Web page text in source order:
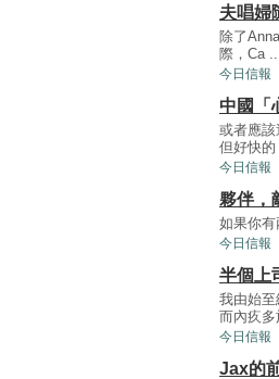
夫唱婦
除了
際，Ca
今日信報
中國「
或者應該
但好快
今日信報
夥伴，
如果你
今日信報
半個上
我由始
而內疚
今日信報
Jax的